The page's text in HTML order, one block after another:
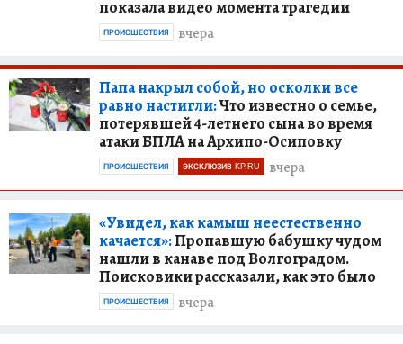
показала видео момента трагедии
вчера
ПРОИСШЕСТВИЯ
Папа накрыл собой, но осколки все
равно настигли:Что известно о семье,
потерявшей 4-летнего сына во время
атаки БПЛА на Архипо-Осиповку
вчера
ПРОИСШЕСТВИЯ ЭКСКЛЮЗИВ KP.RU
«Увидел, как камыш неестественно
качается»:Пропавшую бабушку чудом
нашли в канаве под Волгоградом.
Поисковики рассказали, как это было
вчера
ПРОИСШЕСТВИЯ